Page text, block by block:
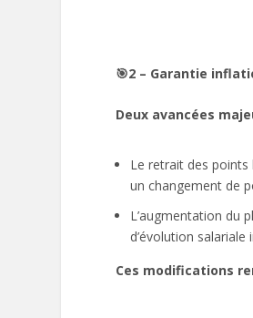
🎯2 – Garantie
Deux avancées
Le retrait des points
un changement de
L’augmentation du
d’évolution salariale
Ces modifications